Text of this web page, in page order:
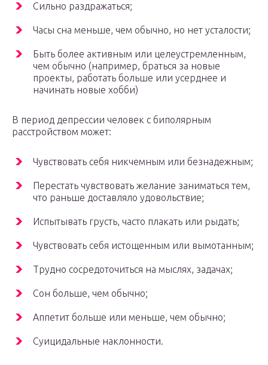
Сильно раздражаться;
Часы сна меньше, чем обычно, но нет усталости;
Быть более активным или целеустремленным,
чем обычно (например, браться за новые
проекты, работать больше или усерднее и
начинать новые хобби)
В период депрессии человек с биполярным
расстройством может:
Чувствовать себя никчемным или безнадежным;
Перестать чувствовать желание заниматься тем,
что раньше доставляло удовольствие;
Испытывать грусть, часто плакать или рыдать;
Чувствовать себя истощенным или вымотанным;
Трудно сосредоточиться на мыслях, задачах;
Сон больше, чем обычно;
Аппетит больше или меньше, чем обычно;
Суицидальные наклонности.